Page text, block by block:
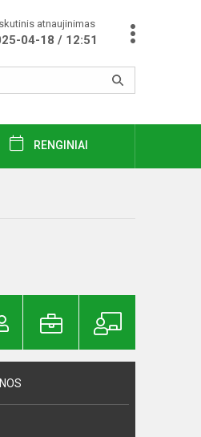
atnaujinimas
04-18 / 12:51
RENGINIAI